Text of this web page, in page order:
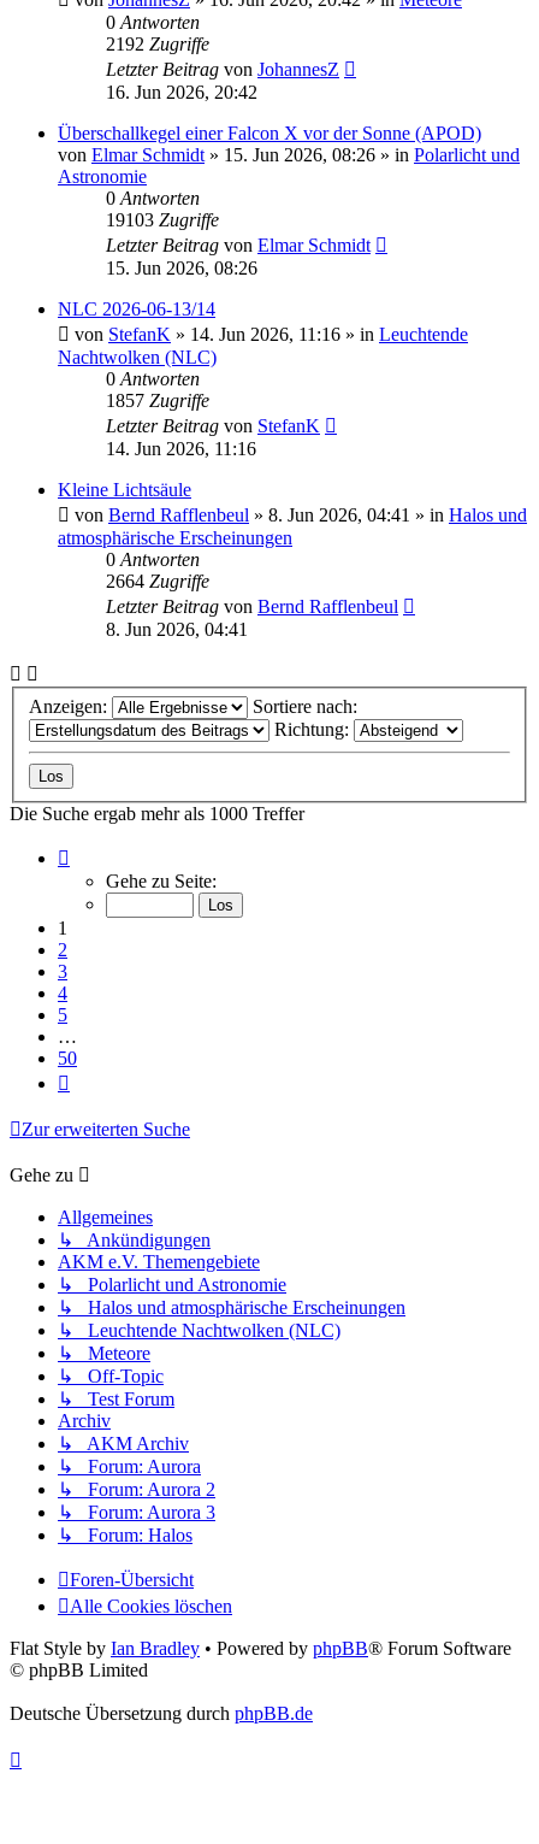
0 Antworten
2192 Zugriffe
Letzter Beitrag von JohannesZ
16. Jun 2026, 20:42
Überschallkegel einer Falcon X vor der Sonne (APOD)
von Elmar Schmidt » 15. Jun 2026, 08:26 » in Polarlicht und
Astronomie
0 Antworten
19103 Zugriffe
Letzter Beitrag von Elmar Schmidt
15. Jun 2026, 08:26
NLC 2026-06-13/14
von StefanK » 14. Jun 2026, 11:16 » in Leuchtende
Nachtwolken (NLC)
0 Antworten
1857 Zugriffe
Letzter Beitrag von StefanK
14. Jun 2026, 11:16
Kleine Lichtsäule
von Bernd Rafflenbeul » 8. Jun 2026, 04:41 » in Halos und
atmosphärische Erscheinungen
0 Antworten
2664 Zugriffe
Letzter Beitrag von Bernd Rafflenbeul
8. Jun 2026, 04:41
Anzeigen:
Sortiere nach:
Richtung:
Die Suche ergab mehr als 1000 Treffer
von
Gehe zu Seite:
1
2
3
4
5
…
50
Zur erweiterten Suche
Gehe zu
Allgemeines
↳ Ankündigungen
AKM e.V. Themengebiete
↳ Polarlicht und Astronomie
↳ Halos und atmosphärische Erscheinungen
↳ Leuchtende Nachtwolken (NLC)
↳ Meteore
↳ Off-Topic
↳ Test Forum
Archiv
↳ AKM Archiv
↳ Forum: Aurora
↳ Forum: Aurora 2
↳ Forum: Aurora 3
↳ Forum: Halos
Foren-Übersicht
Alle Cookies löschen
Flat Style by Ian Bradley • Powered by phpBB® Forum Software
© phpBB Limited
Deutsche Übersetzung durch phpBB.de